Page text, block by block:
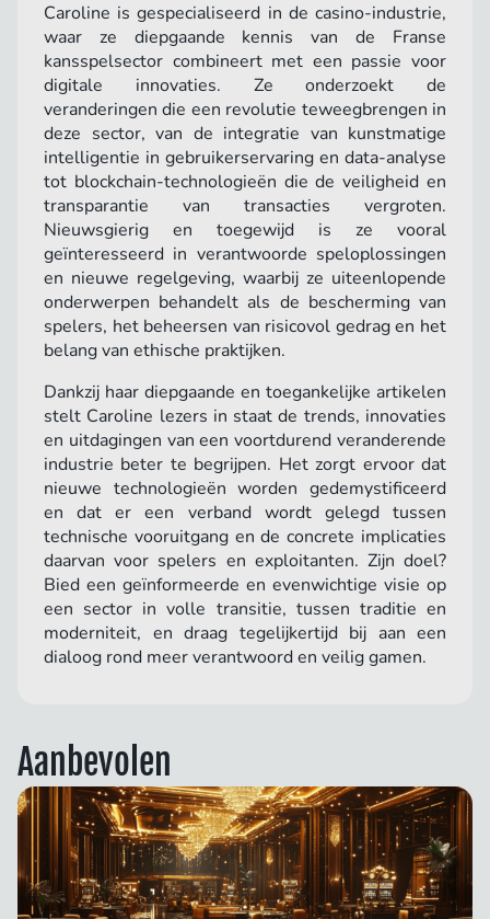
Caroline is gespecialiseerd in de casino-industrie,
waar ze diepgaande kennis van de Franse
kansspelsector combineert met een passie voor
digitale innovaties. Ze onderzoekt de
veranderingen die een revolutie teweegbrengen in
deze sector, van de integratie van kunstmatige
intelligentie in gebruikerservaring en data-analyse
tot blockchain-technologieën die de veiligheid en
transparantie van transacties vergroten.
Nieuwsgierig en toegewijd is ze vooral
geïnteresseerd in verantwoorde speloplossingen
en nieuwe regelgeving, waarbij ze uiteenlopende
onderwerpen behandelt als de bescherming van
spelers, het beheersen van risicovol gedrag en het
belang van ethische praktijken.
Dankzij haar diepgaande en toegankelijke artikelen
stelt Caroline lezers in staat de trends, innovaties
en uitdagingen van een voortdurend veranderende
industrie beter te begrijpen. Het zorgt ervoor dat
nieuwe technologieën worden gedemystificeerd
en dat er een verband wordt gelegd tussen
technische vooruitgang en de concrete implicaties
daarvan voor spelers en exploitanten. Zijn doel?
Bied een geïnformeerde en evenwichtige visie op
een sector in volle transitie, tussen traditie en
moderniteit, en draag tegelijkertijd bij aan een
dialoog rond meer verantwoord en veilig gamen.
Aanbevolen